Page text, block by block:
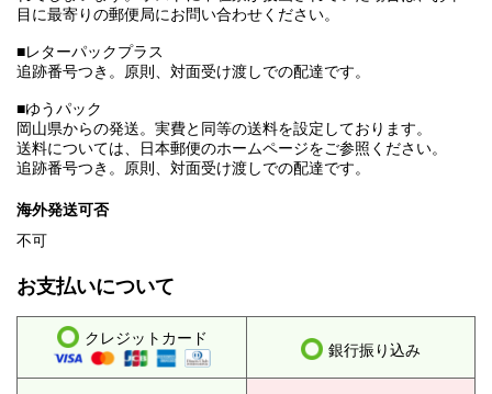
目に最寄りの郵便局にお問い合わせください。
■レターパックプラス
追跡番号つき。原則、対面受け渡しでの配達です。
■ゆうパック
岡山県からの発送。実費と同等の送料を設定しております。
送料については、日本郵便のホームページをご参照ください。
追跡番号つき。原則、対面受け渡しでの配達です。
海外発送可否
不可
お支払いについて
クレジットカード
銀行振り込み